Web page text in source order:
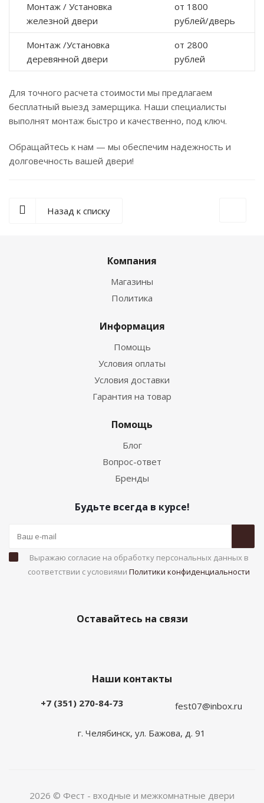
Монтаж / Установка
железной двери
от 1800
рублей/дверь
Монтаж /Установка
деревянной двери
от 2800
рублей
Для точного расчета стоимости мы предлагаем
бесплатный выезд замерщика. Наши специалисты
выполнят монтаж быстро и качественно, под ключ.
Обращайтесь к нам — мы обеспечим надежность и
долговечность вашей двери!
Назад к списку
Компания
Магазины
Политика
Информация
Помощь
Условия оплаты
Условия доставки
Гарантия на товар
Помощь
Блог
Вопрос-ответ
Бренды
Будьте всегда в курсе!
Выражаю согласие на обработку персональных данных в
соответствии с условиями Политики конфиденциальности
Оставайтесь на связи
Наши контакты
+7 (351) 270-84-73 fest07@inbox.ru
г. Челябинск, ул. Бажова, д. 91
2026 © Фест - входные и межкомнатные двери